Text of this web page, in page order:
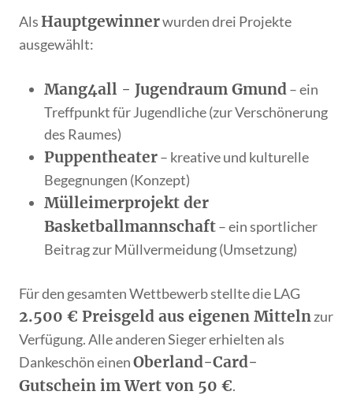
AlsHauptgewinnerwurden drei Projekte
ausgewählt:
Mang4all - Jugendraum Gmund– ein
Treffpunkt für Jugendliche (zur Verschönerung
des Raumes)
Puppentheater– kreative und kulturelle
Begegnungen (Konzept)
Mülleimerprojekt der
Basketballmannschaft– ein sportlicher
Beitrag zur Müllvermeidung (Umsetzung)
Für den gesamten Wettbewerb stellte die LAG
2.500 € Preisgeld aus eigenen Mittelnzur
Verfügung. Alle anderen Sieger erhielten als
Dankeschön einenOberland-Card-
Gutschein im Wert von 50 €.